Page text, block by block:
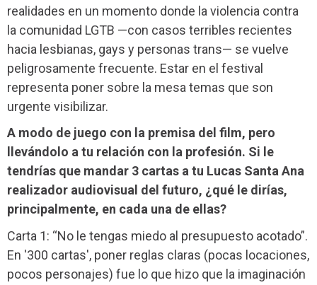
realidades en un momento donde la violencia contra
la comunidad LGTB —con casos terribles recientes
hacia lesbianas, gays y personas trans— se vuelve
peligrosamente frecuente. Estar en el festival
representa poner sobre la mesa temas que son
urgente visibilizar.
A modo de juego con la premisa del film, pero
llevándolo a tu relación con la profesión. Si le
tendrías que mandar 3 cartas a tu Lucas Santa Ana
realizador audiovisual del futuro, ¿qué le dirías,
principalmente, en cada una de ellas?
Carta 1: “No le tengas miedo al presupuesto acotado”.
En '300 cartas', poner reglas claras (pocas locaciones,
pocos personajes) fue lo que hizo que la imaginación